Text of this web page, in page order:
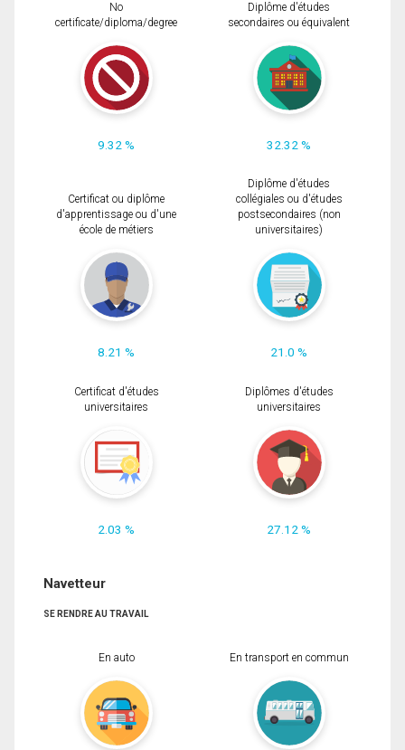
No
certificate/diploma/degree
9.32 %
Diplôme d'études
secondaires ou équivalent
32.32 %
Certificat ou diplôme
d'apprentissage ou d'une
école de métiers
8.21 %
Diplôme d'études
collégiales ou d'études
postsecondaires (non
universitaires)
21.0 %
Certificat d'études
universitaires
2.03 %
Diplômes d'études
universitaires
27.12 %
Navetteur
SE RENDRE AU TRAVAIL
En auto En transport en commun